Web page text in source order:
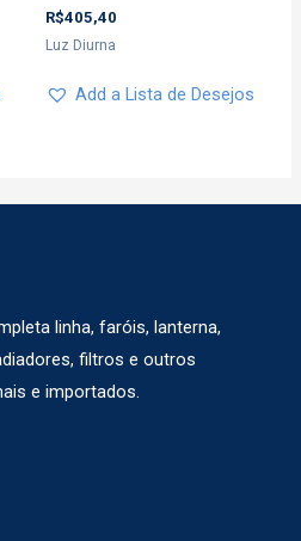
R$405,40
Luz Diurna
Add a Lista de Desejos
linha, faróis, lanterna,
filtros e outros
e importados.